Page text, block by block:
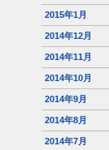
2015年1月
2014年12月
2014年11月
2014年10月
2014年9月
2014年8月
2014年7月